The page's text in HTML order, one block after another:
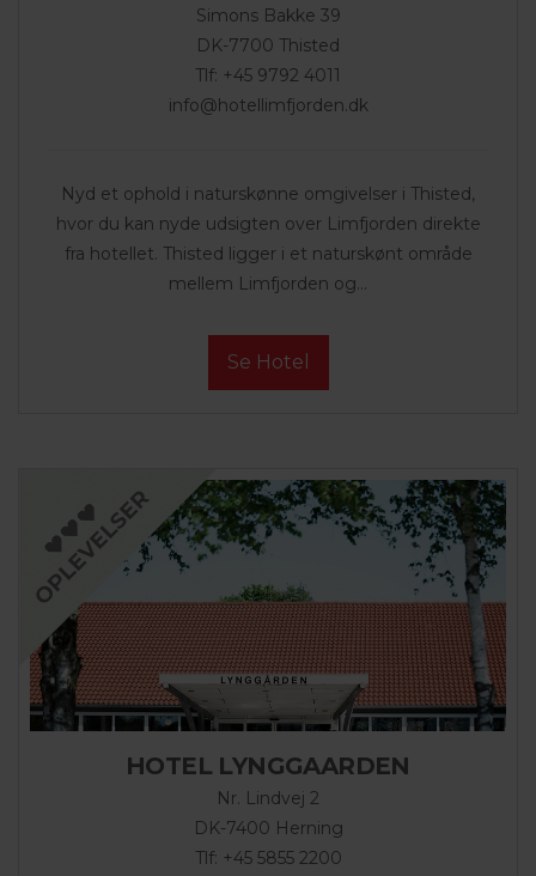
Simons Bakke 39
DK-7700 Thisted
Tlf: +45 9792 4011
info@hotellimfjorden.dk
Nyd et ophold i naturskønne omgivelser i Thisted,
hvor du kan nyde udsigten over Limfjorden direkte
fra hotellet. Thisted ligger i et naturskønt område
mellem Limfjorden og...
Se Hotel
HOTEL LYNGGAARDEN
Nr. Lindvej 2
DK-7400 Herning
Tlf: +45 5855 2200